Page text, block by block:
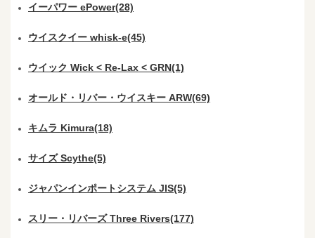
イーパワー ePower(28)
ウイスクイー whisk-e(45)
ウイック Wick < Re-Lax < GRN(1)
オールド・リバー・ウイスキー ARW(69)
キムラ Kimura(18)
サイズ Scythe(5)
ジャパンインポートシステム JIS(5)
スリー・リバーズ Three Rivers(177)